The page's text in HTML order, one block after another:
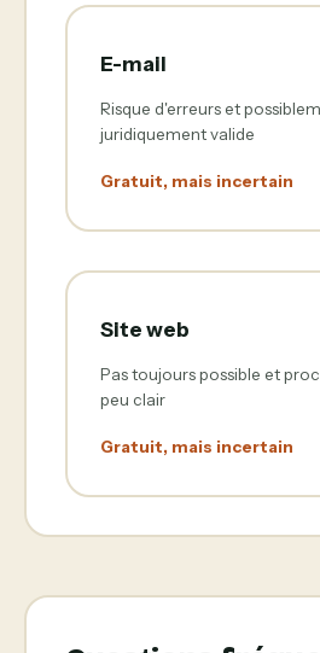
E-mail
Risque d'erreurs et
juridiquement valide
Gratuit, mais incertain
Site web
Pas toujours possible et
peu clair
Gratuit, mais incertain